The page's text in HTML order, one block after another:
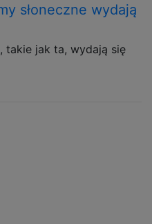
słoneczne wydają
takie jak ta, wydają się